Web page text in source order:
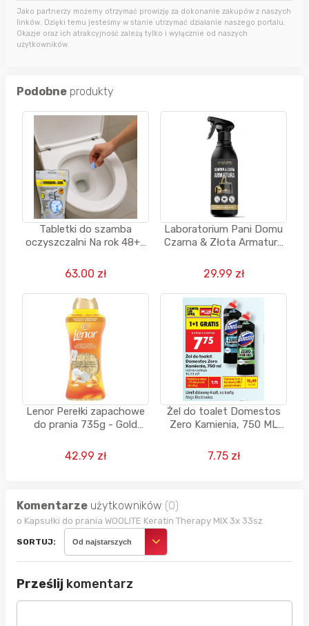
Jako partnerzy możemy otrzymać prowizję za dokonanie zakupów z naszych
linków. Dzięki temu jesteśmy w stanie utrzymać działanie naszego portalu.
Okazje oraz ich atrakcyjność zależą tylko i wyłącznie od naszych
użytkowników.
Podobne produkty
Tabletki do szamba
oczyszczalni Na rok 48+4
Sanidenn
63.00 zł
Laboratorium Pani Domu
Czarna & Złota Armatura
29.99 zł
Lenor Perełki zapachowe
do prania 735g - Gold
Rossmannie
42.99 zł
Żel do toalet Domestos
Zero Kamienia, 750 ML
7.75 zł
Komentarze użytkowników (0)
o Kapsułki do prania WOOLITE Keratin Therapy MIX 3x 33sz
SORTUJ: Od najstarszych
Prześlij komentarz